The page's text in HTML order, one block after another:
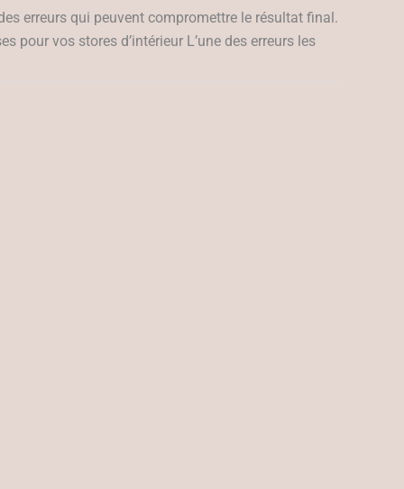
erreurs qui peuvent compromettre le résultat final.
pour vos stores d’intérieur L’une des erreurs les